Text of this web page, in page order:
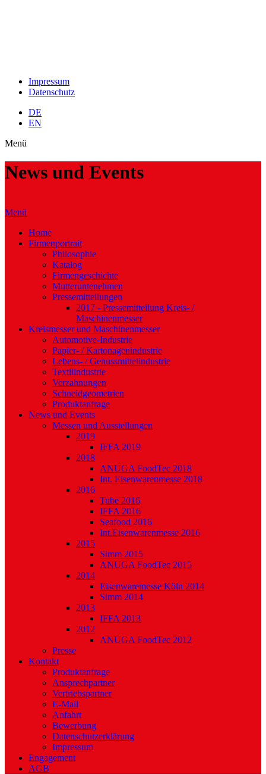
Impressum
Datenschutz
DE
EN
Menü
News und Events
Menü
Home
Firmenportrait
Philosophie
Katalog
Firmengeschichte
Mutteruntenehmen
Pressemitteilungen
2017 - Pressemitteilung Kreis- /
Maschinenmesser
Kreismesser und Maschinenmesser
Automotive-Industrie
Papier- / Kartonagenindustrie
Lebens- / Genussmittelindustrie
Textilindustrie
Verzahnungen
Schneidgeometrien
Produktanfrage
News und Events
Messen und Ausstellungen
2019
IFFA 2019
2018
ANUGA FoodTec 2018
Int. Eisenwarenmesse 2018
2016
Tube 2016
IFFA 2016
Seafood 2016
Int.Eisenwarenmesse 2016
2015
Simm 2015
ANUGA FoodTec 2015
2014
Eisenwaremesse Köln 2014
Simm 2014
2013
IFFA 2013
2012
ANUGA FoodTec 2012
Presse
Kontakt
Produktanfrage
Ansprechpartner
Vertriebspartner
E-Mail
Anfahrt
Bewerbung
Datenschutzerklärung
Impressum
Engagement
AGB